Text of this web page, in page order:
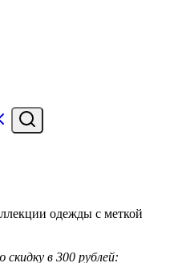
одежды с меткой
в 300 рублей: